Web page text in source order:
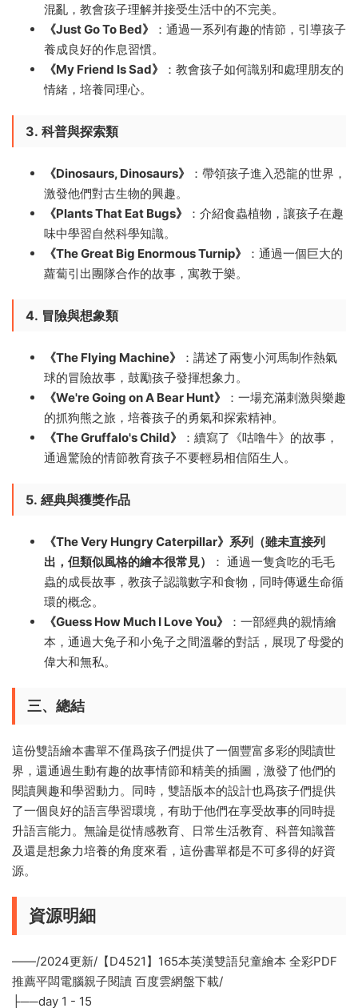
混亂，教會孩子理解并接受生活中的不完美。
《Just Go To Bed》
：通過一系列有趣的情節，引導孩子
養成良好的作息習慣。
《My Friend Is Sad》
：教會孩子如何識别和處理朋友的
情緒，培養同理心。
3. 科普與探索類
《Dinosaurs, Dinosaurs》
：帶領孩子進入恐龍的世界，
激發他們對古生物的興趣。
《Plants That Eat Bugs》
：介紹食蟲植物，讓孩子在趣
味中學習自然科學知識。
《The Great Big Enormous Turnip》
：通過一個巨大的
蘿蔔引出團隊合作的故事，寓教于樂。
4. 冒險與想象類
《The Flying Machine》
：講述了兩隻小河馬制作熱氣
球的冒險故事，鼓勵孩子發揮想象力。
《We're Going on A Bear Hunt》
：一場充滿刺激與樂趣
的抓狗熊之旅，培養孩子的勇氣和探索精神。
《The Gruffalo's Child》
：續寫了《咕噜牛》的故事，
通過驚險的情節教育孩子不要輕易相信陌生人。
5. 經典與獲獎作品
《The Very Hungry Caterpillar》系列（雖未直接列
出，但類似風格的繪本很常見）
： 通過一隻貪吃的毛毛
蟲的成長故事，教孩子認識數字和食物，同時傳遞生命循
環的概念。
《Guess How Much I Love You》
：一部經典的親情繪
本，通過大兔子和小兔子之間溫馨的對話，展現了母愛的
偉大和無私。
三、總結
這份雙語繪本書單不僅爲孩子們提供了一個豐富多彩的閱讀世
界，還通過生動有趣的故事情節和精美的插圖，激發了他們的
閱讀興趣和學習動力。同時，雙語版本的設計也爲孩子們提供
了一個良好的語言學習環境，有助于他們在享受故事的同時提
升語言能力。無論是從情感教育、日常生活教育、科普知識普
及還是想象力培養的角度來看，這份書單都是不可多得的好資
源。
資源明細
——/2024更新/【D4521】165本英漢雙語兒童繪本 全彩PDF
推薦平闆電腦親子閱讀 百度雲網盤下載/
├──day 1 - 15